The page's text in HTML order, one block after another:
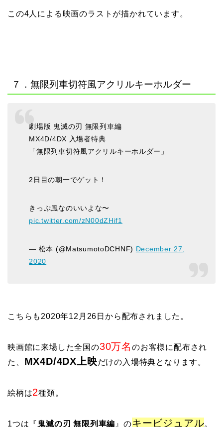
この4人による映画のラストが描かれています。
７．無限列車切符風アクリルキーホルダー
劇場版 鬼滅の刃 無限列車編
MX4D/4DX 入場者特典
「無限列車切符風アクリルキーホルダー」
2日目の朝一でゲット！
きっぷ風なのいいよな〜
pic.twitter.com/zN00dZHif1
— 松本 (@MatsumotoDCHNF) December 27,
2020
こちらも2020年12月26日から配布されました。
映画館に来場した全国の30万名のお客様に配布され
た、 MX4D/4DX上映だけの入場特典となります。
絵柄は2種類。
1つは『 鬼滅の刃 無限列車編 』のキービジュアル。